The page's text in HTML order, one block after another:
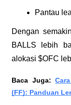
Pantau
Dengan
BALLS lebih
alokasi $OFC
Baca Juga:
(FF): Panduan